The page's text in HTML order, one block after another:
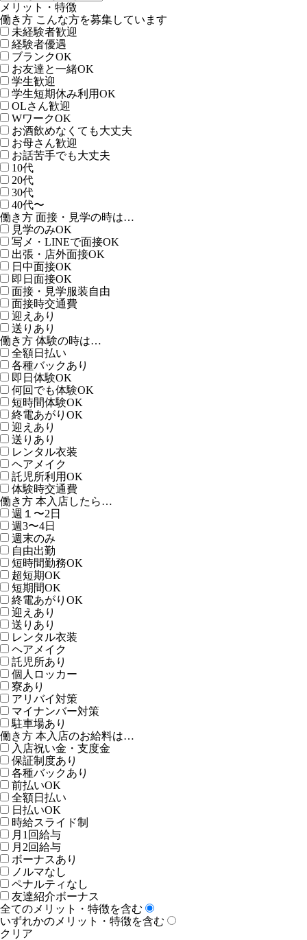
メリット・特徴
働き方 こんな方を募集しています
未経験者歓迎
経験者優遇
ブランクOK
お友達と一緒OK
学生歓迎
学生短期休み利用OK
OLさん歓迎
WワークOK
お酒飲めなくても大丈夫
お母さん歓迎
お話苦手でも大丈夫
10代
20代
30代
40代〜
働き方 面接・見学の時は…
見学のみOK
写メ・LINEで面接OK
出張・店外面接OK
日中面接OK
即日面接OK
面接・見学服装自由
面接時交通費
迎えあり
送りあり
働き方 体験の時は…
全額日払い
各種バックあり
即日体験OK
何回でも体験OK
短時間体験OK
終電あがりOK
迎えあり
送りあり
レンタル衣装
ヘアメイク
託児所利用OK
体験時交通費
働き方 本入店したら…
週１〜2日
週3〜4日
週末のみ
自由出勤
短時間勤務OK
超短期OK
短期間OK
終電あがりOK
迎えあり
送りあり
レンタル衣装
ヘアメイク
託児所あり
個人ロッカー
寮あり
アリバイ対策
マイナンバー対策
駐車場あり
働き方 本入店のお給料は…
入店祝い金・支度金
保証制度あり
各種バックあり
前払いOK
全額日払い
日払いOK
時給スライド制
月1回給与
月2回給与
ボーナスあり
ノルマなし
ペナルティなし
友達紹介ボーナス
全てのメリット・特徴を含む
いずれかのメリット・特徴を含む
クリア